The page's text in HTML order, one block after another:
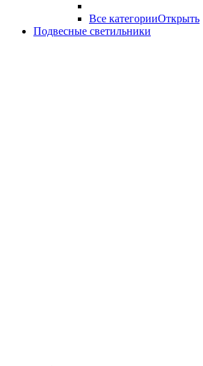
Все категорииОткрыть
Подвесные светильники